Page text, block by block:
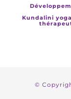
Kundalini
©